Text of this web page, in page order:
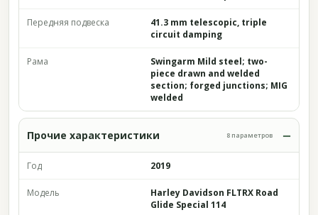
Передняя подвеска
41.3 mm telescopic, triple
circuit damping
Рама
Swingarm Mild steel; two-
piece drawn and welded
section; forged junctions; MIG
welded
Прочие характеристики 8 параметров
Год 2019
Модель
Harley Davidson FLTRX Road
Glide Special 114